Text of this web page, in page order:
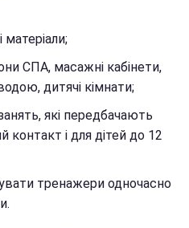
матеріали;
СПА, масажні кабінети,
дитячі кімнати;
які передбачають
контакт і для дітей до 12
тренажери одночасно